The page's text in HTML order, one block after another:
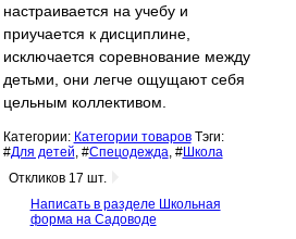
настраивается на учебу и
приучается к дисциплине,
исключается соревнование между
детьми, они легче ощущают себя
цельным коллективом.
Категории: Категории товаровТэги:
#Для детей , #Спецодежда , #Школа
Откликов 17 шт.
Написать в разделе Школьная
форма на Садоводе